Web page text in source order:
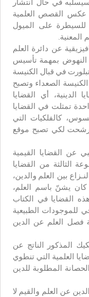
في حال انتشار
عكس القصص العلمية
للسيطرة على الميول
المعنية.
عن دائرة العلم
أو النهوض بمهمة تأسيس
في قبال الكنيسة
الصعداء وتصبح
أي القضايا
تمثلت في القضايا
كالفلكيات التي
لكي تصبح موقع
عن القضايا القيمية
الثالثة من القضايا
بين العلم والدين،
كان يشنّ باسم العلم،
القضايا في الكتاب
للموجودات الطبيعية
فصل العلم عن الدين
المذكور الناتج عن
العلمية التي تنطوي
المطلوبة للدين
عن العلم والقيم لا